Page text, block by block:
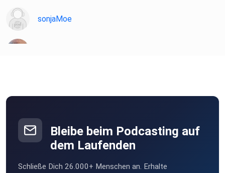
sonjaMoe
Amsterdam
JohannaE
Villach
Bleibe beim Podcasting auf
dem Laufenden
Schließe Dich 26.000+ Menschen an. Erhalte